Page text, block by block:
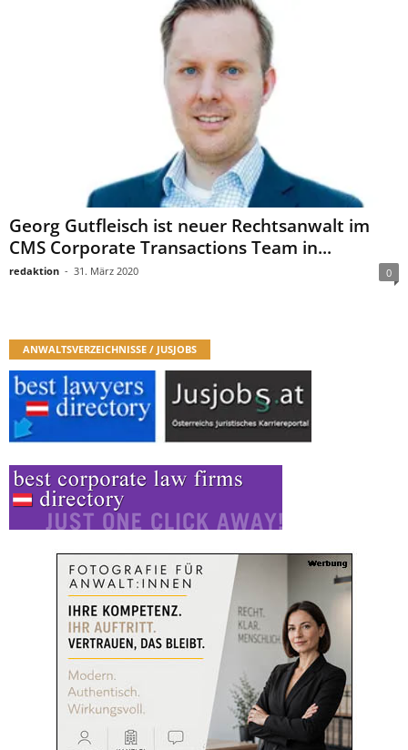
Georg Gutfleisch ist neuer Rechtsanwalt im
CMS Corporate Transactions Team in...
redaktion - 31. März 2020 0
ANWALTSVERZEICHNISSE / JUSJOBS